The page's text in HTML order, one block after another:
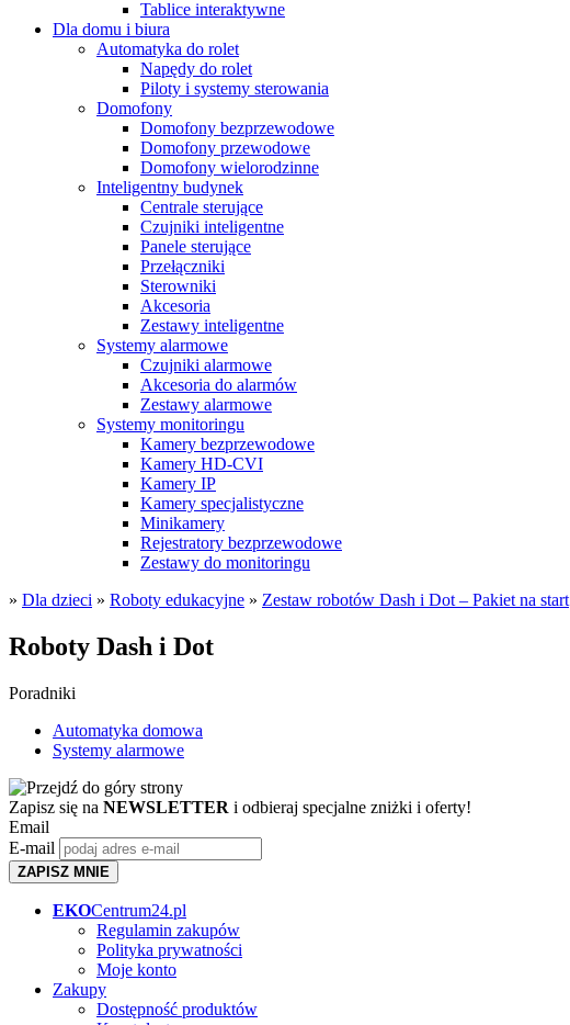
Tablice interaktywne
Dla domu i biura
Automatyka do rolet
Napędy do rolet
Piloty i systemy sterowania
Domofony
Domofony bezprzewodowe
Domofony przewodowe
Domofony wielorodzinne
Inteligentny budynek
Centrale sterujące
Czujniki inteligentne
Panele sterujące
Przełączniki
Sterowniki
Akcesoria
Zestawy inteligentne
Systemy alarmowe
Czujniki alarmowe
Akcesoria do alarmów
Zestawy alarmowe
Systemy monitoringu
Kamery bezprzewodowe
Kamery HD-CVI
Kamery IP
Kamery specjalistyczne
Minikamery
Rejestratory bezprzewodowe
Zestawy do monitoringu
» Dla dzieci » Roboty edukacyjne » Zestaw robotów Dash i Dot – Pakiet na start
Roboty Dash i Dot
Poradniki
Automatyka domowa
Systemy alarmowe
Zapisz się na NEWSLETTER i odbieraj specjalne zniżki i oferty!
Email
E-mail
ZAPISZ MNIE
EKOCentrum24.pl
Regulamin zakupów
Polityka prywatności
Moje konto
Zakupy
Dostępność produktów